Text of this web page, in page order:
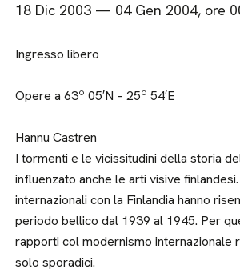
18 Dic 2003 — 04 Gen 2004, ore
Ingresso libero
Opere a 63º 05′N – 25º 54′E
Hannu Castren
I tormenti e le vicissitudini della storia
influenzato anche le arti visive
internazionali con la Finlandia hanno
periodo bellico dal 1939 al 1945. Per
rapporti col modernismo internazionale
solo sporadici.